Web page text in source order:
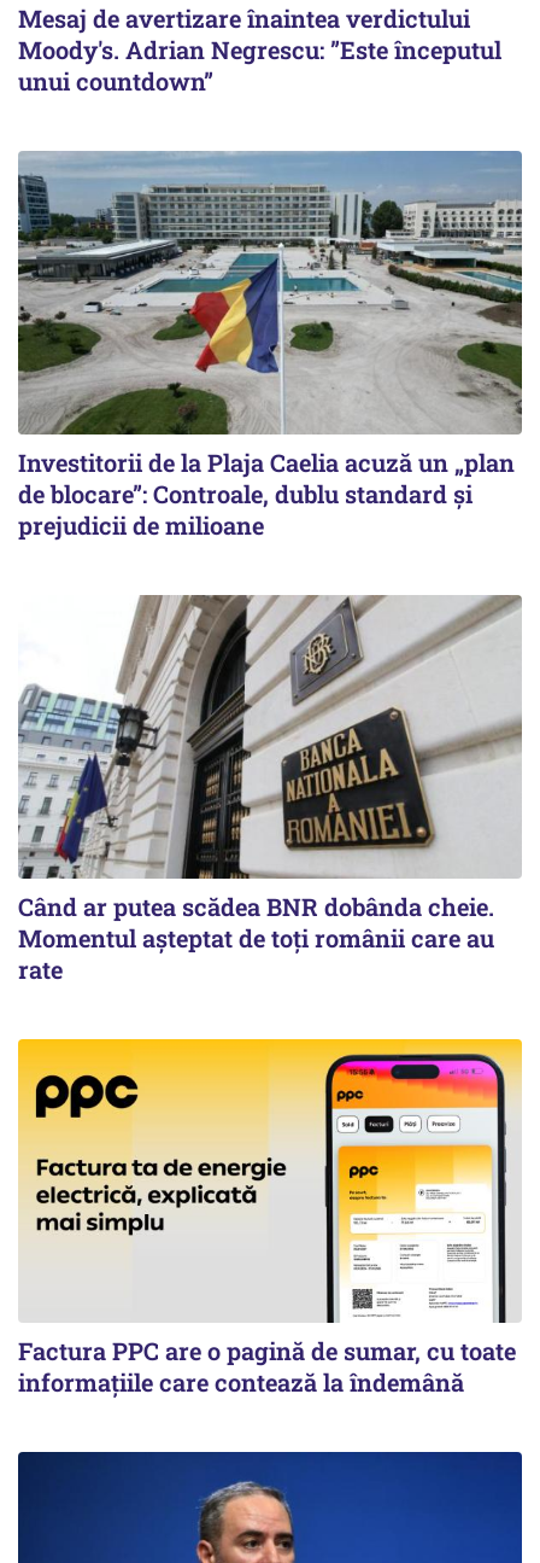
Mesaj de avertizare înaintea verdictului
Moody's. Adrian Negrescu: ”Este începutul
unui countdown”
Investitorii de la Plaja Caelia acuză un „plan
de blocare”: Controale, dublu standard și
prejudicii de milioane
Când ar putea scădea BNR dobânda cheie.
Momentul aşteptat de toţi românii care au
rate
Factura PPC are o pagină de sumar, cu toate
informațiile care contează la îndemână